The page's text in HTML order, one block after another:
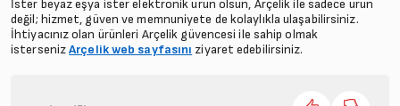
İster beyaz eşya ister elektronik ürün olsun, Arçelik ile sadece ürün
değil; hizmet, güven ve memnuniyete de kolaylıkla ulaşabilirsiniz.
İhtiyacınız olan ürünleri Arçelik güvencesi ile sahip olmak
istersenizArçelik web sayfasını ziyaret edebilirsiniz.